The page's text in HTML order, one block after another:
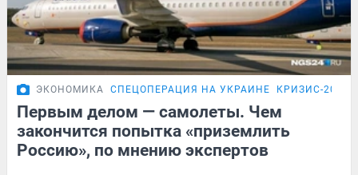
ЭКОНОМИКА СПЕЦОПЕРАЦИЯ НА УКРАИНЕ КРИЗИС-2026
Первым делом — самолеты. Чем
закончится попытка «приземлить
Россию», по мнению экспертов